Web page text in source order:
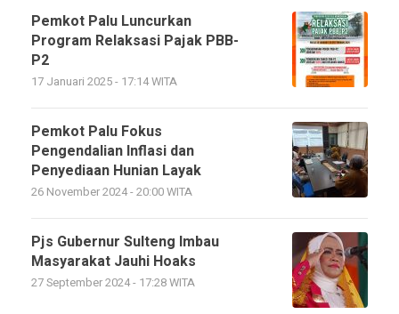
Pemkot Palu Luncurkan
Program Relaksasi Pajak PBB-
P2
17 Januari 2025 - 17:14 WITA
Pemkot Palu Fokus
Pengendalian Inflasi dan
Penyediaan Hunian Layak
26 November 2024 - 20:00 WITA
Pjs Gubernur Sulteng Imbau
Masyarakat Jauhi Hoaks
27 September 2024 - 17:28 WITA